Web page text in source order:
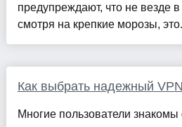
предупреждают, что не везде
смотря на крепкие морозы,
Как выбрать надежный
Многие пользователи